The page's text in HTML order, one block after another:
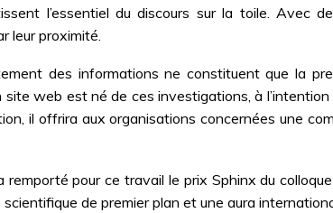
l’essentiel du discours sur la toile. Avec
leur proximité.
des informations ne constituent que la
site web est né de ces investigations, à
il offrira aux organisations concernées une
remporté pour ce travail le prix Sphinx du
de premier plan et une aura